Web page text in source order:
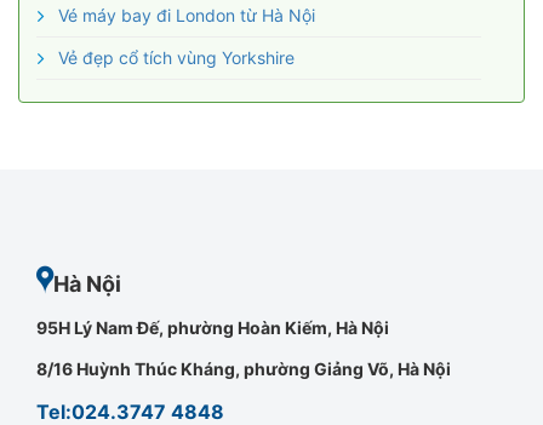
Vé máy bay đi London từ Hà Nội
Vẻ đẹp cổ tích vùng Yorkshire
Hà Nội
95H Lý Nam Đế, phường Hoàn Kiếm, Hà Nội
8/16 Huỳnh Thúc Kháng, phường Giảng Võ, Hà Nội
Tel:024.3747 4848